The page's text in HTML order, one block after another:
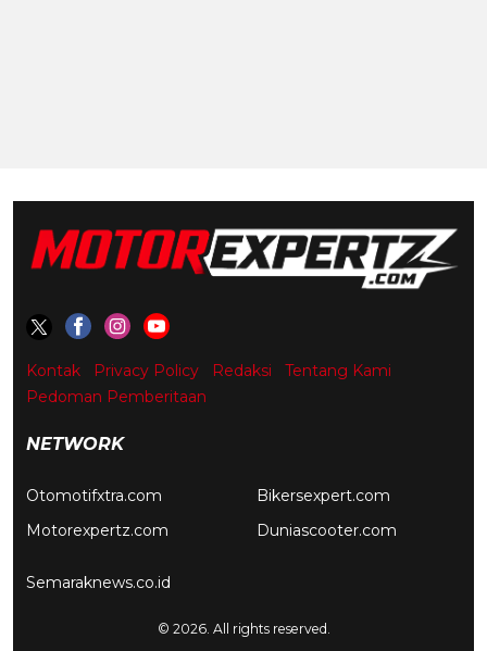
Kontak Privacy Policy Redaksi
Tentang Kami
Pedoman Pemberitaan
NETWORK
Otomotifxtra.com
Motorexpertz.com
Bikersexpert.com
Duniascooter.com
Semaraknews.co.id
© 2026. All rights reserved.